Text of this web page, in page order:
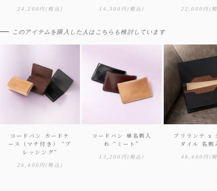
24,200円(税込) 14,300円(税込) 22,000円(
このアイテムを購入した人はこちらも検討しています
コードバン カードケ
ース（マチ付き） “ブ
レッシング”
26,400円(税込)
コードバン 単名刺入
れ “ミート”
13,200円(税込)
ブリランテ x
ダイル 名刺
48,400円(